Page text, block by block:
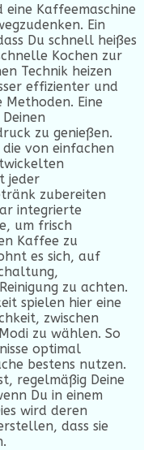
eine Kaffeemaschine
Ein
Du schnell heißes
Kochen zur
Technik heizen
effizienter und
Eine
zu genießen.
von einfachen
jeder
zubereiten
integrierte
um frisch
Kaffee zu
es sich, auf
zu achten.
spielen hier eine
zwischen
zu wählen. So
optimal
bestens nutzen.
regelmäßig Deine
Du in einem
wird deren
dass sie